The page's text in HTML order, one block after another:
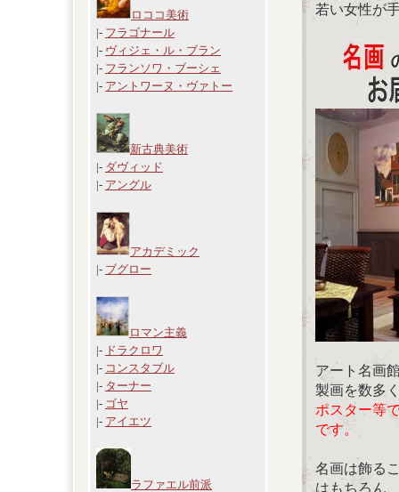
ロココ美術
|- フラゴナール
|- ヴィジェ・ル・ブラン
|- フランソワ・ブーシェ
|- アントワーヌ・ヴァトー
新古典美術
|- ダヴィッド
|- アングル
アカデミック
|- ブグロー
ロマン主義
|- ドラクロワ
|- コンスタブル
|- ターナー
|- ゴヤ
|- アイエツ
ラファエル前派
若い女性が
アート名画
製画を数多
ポスター等
です。
名画は飾る
はもちろん